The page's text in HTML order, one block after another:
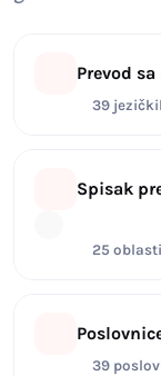
Prevod
39
Spisak
25 oblasti
39